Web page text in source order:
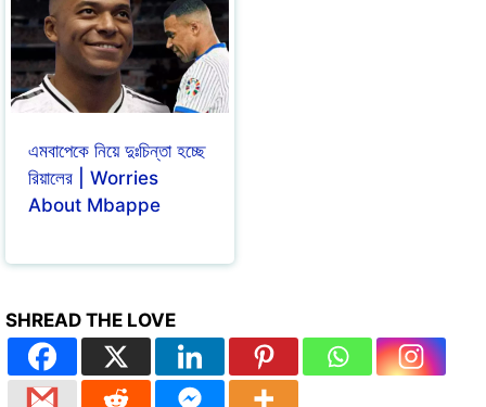
এমবাপেকে নিয়ে দুঃচিন্তা হচ্ছে
রিয়ালের | Worries
About Mbappe
SHREAD THE LOVE